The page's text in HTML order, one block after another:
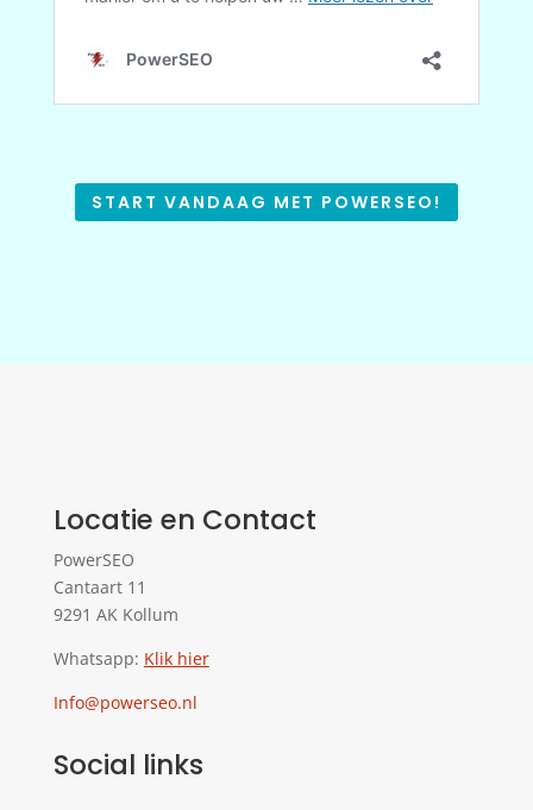
START VANDAAG MET POWERSEO!
Locatie en Contact
PowerSEO
Cantaart 11
9291 AK Kollum
Whatsapp: Klik hier
Info@powerseo.nl
Social links